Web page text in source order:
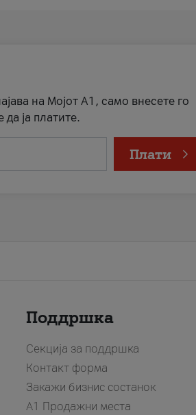
на Мојот А1, само внесете го
да ја платите.
Плати
Поддршка
Секција за поддршка
Контакт форма
Закажи бизнис состанок
A1 Продажни места